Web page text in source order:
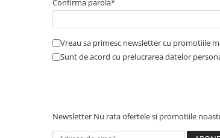
Cap de bara
Amortizor capota
Amortizor portbagaj/hayon
Confirma parola*
Vreau sa primesc newsletter cu promotiile
Sunt de acord cu prelucrarea datelor
Newsletter Nu rata ofertele si promotiile